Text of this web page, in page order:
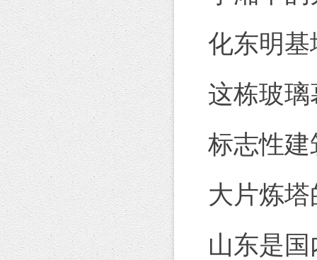
化东明
这栋玻
标志性
大片炼
山东是